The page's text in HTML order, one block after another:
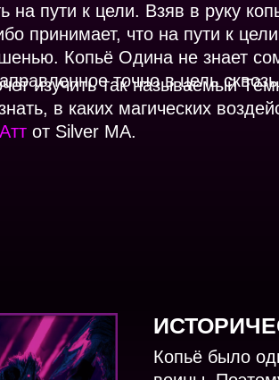
на пути к цели. Взяв в руку
принимает, что на пути к
Копьё Одина не знает
точно в цель
изучить так называемый
в каких магических
от Silver MA.
Копьё было